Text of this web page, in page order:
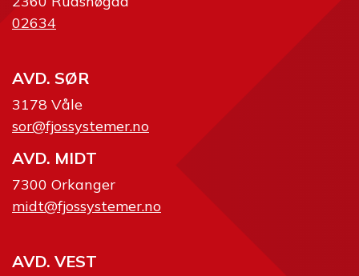
02634
AVD. SØR
3178 Våle
sor@fjossystemer.no
AVD. MIDT
7300 Orkanger
midt@fjossystemer.no
AVD. VEST